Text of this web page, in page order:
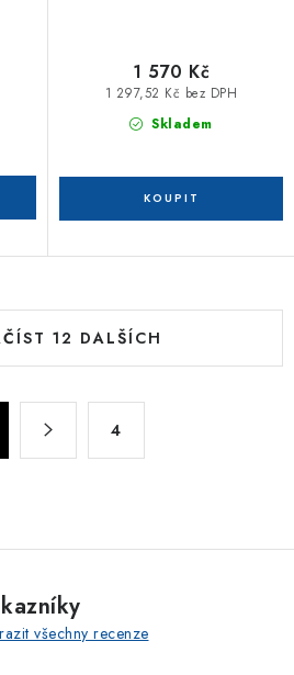
Skladem
1 297,52 Kč bez DPH
1 570 Kč
12 DALŠÍCH
4
všechny recenze